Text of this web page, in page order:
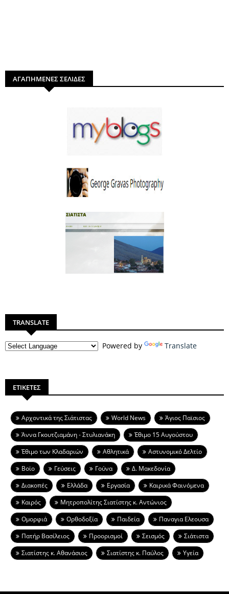
ΑΓΑΠΗΜΕΝΕΣ ΣΕΛΙΔΕΣ
TRANSLATE
Powered by Translate
ΕΤΙΚΕΤΕΣ
Aρχοντικά της Σιάτιστας World News
Άγιος Παϊσιος
Άννα Γκουτζιαμάνη - Στυλιανάκη
Έθιμο 15 Αυγούστου
Έθιμο των Κλαδαριών
Αθλητικά
Αστυνομικό Δελτίο
Βοϊο
Γεύσεις Γούνα
Δ. Μακεδονία
Διακοπές
Ελλάδα Εργασία
Καιρικά Φαινόμενα
Καιρός
Μητροπολίτης Σιατίστης κ. Αντώνιος
Ομορφιά
Ορθοδοξία Παιδεία
Παναγια Ελεουσα
Πατήρ Βασίλειος
Προορισμοί Σεισμός
Σιάτιστα
Σιατίστης κ. Αθανάσιος
Σιατίστης κ. Παύλος Υγεία